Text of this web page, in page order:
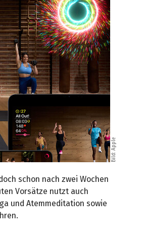
Bild: Apple
schon nach zwei Wochen
Vorsätze nutzt auch
und Atemmeditation sowie